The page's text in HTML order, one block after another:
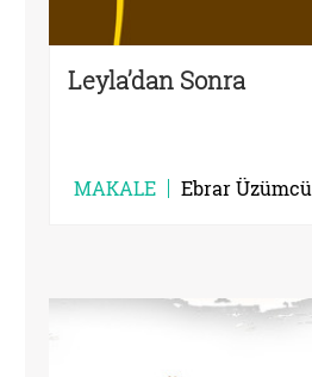
Leyla’dan Sonra
MAKALE Ebrar Üzümcü